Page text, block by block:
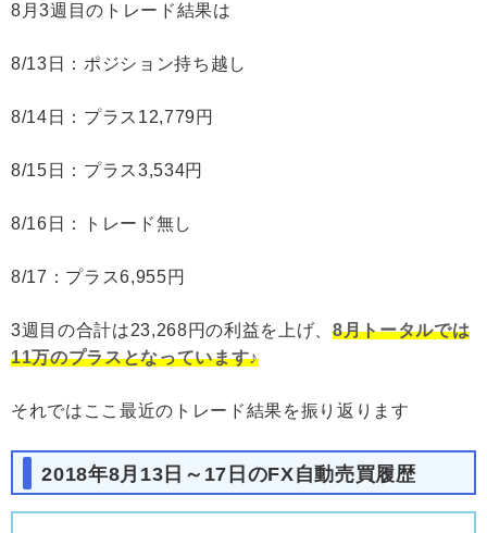
8月3週目のトレード結果は
8/13日：ポジション持ち越し
8/14日：プラス12,779円
8/15日：プラス3,534円
8/16日：トレード無し
8/17：プラス6,955円
3週目の合計は23,268円の利益を上げ、 8月トータルでは
11万のプラスとなっています♪
それではここ最近のトレード結果を振り返ります
2018年8月13日～17日のFX自動売買履歴